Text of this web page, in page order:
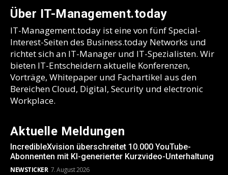
Über IT-Management.today
IT-Management.today ist eine von fünf Special-
Interest-Seiten des Business.today Networks und
richtet sich an IT-Manager und IT-Spezialisten. Wir
bieten IT-Entscheidern aktuelle Konferenzen,
Vorträge, Whitepaper und Fachartikel aus den
Bereichen Cloud, Digital, Security und electronic
Workplace.
Aktuelle Meldungen
IncredibleXvision überschreitet 10.000 YouTube-
Abonnenten mit KI-generierter Kurzvideo-Unterhaltung
NEWSTICKER 7. August 2026